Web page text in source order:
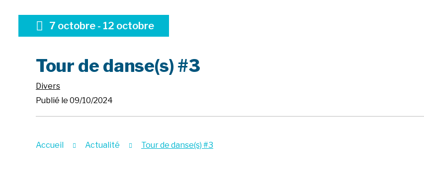
7 octobre - 12 octobre
Tour de danse(s) #3
Divers
Publié le 09/10/2024
Accueil Actualité Tour de danse(s) #3